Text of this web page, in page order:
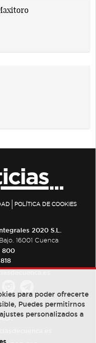
POLÍTICA DE COOKIES
2020 S.L.
16001 Cuenca
800
para poder ofrecerte
Puedes permitirnos
personalizados a